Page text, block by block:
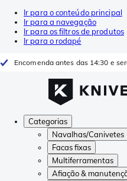
Ir para o conteúdo principal
Ir para a navegação
Ir para os filtros de produtos
Ir para o rodapé
Encomenda antes das 14:30 e
Categorias
Navalhas/Canivetes
Facas fixas
Multiferramentas
Afiação &